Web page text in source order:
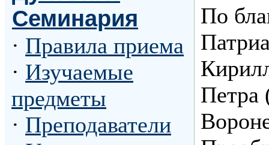
Семинария
· Правила приема
· Изучаемые
предметы
· Преподаватели
По
Петра